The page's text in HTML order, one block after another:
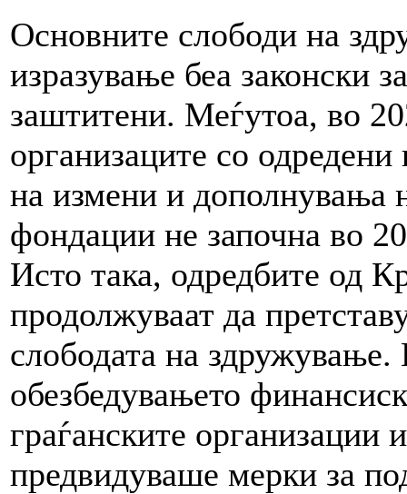
Основните слободи на
изразување беа законски
заштитени. Меѓутоа, во
организаците со
на измени и дополнувања
фондации не започна во
Исто така, одредбите од
продолжуваат да
слободата на
обезбедувањето
граѓанските организации
предвидуваше мерки за